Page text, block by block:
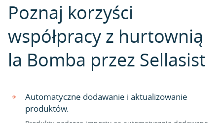
Poznaj korzyści
współpracy z hurtownią
la Bomba przez Sellasist
Automatyczne dodawanie i aktualizowanie
produktów.